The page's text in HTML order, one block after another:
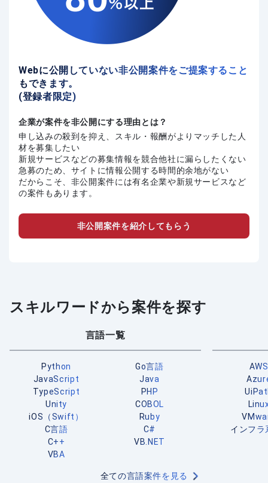
Webに公開していない非公開案件をご提案すること
もできます。
(登録者限定)
企業が案件を非公開にする理由とは？
申し込みの殺到を抑え、スキル・報酬がよりマッチした人
材を募集したい
新規サービスなどの募集情報を競合他社に漏らしたくない
急募のため、サイトに情報公開する時間的余地がない
だからこそ、非公開案件には有名企業や新規サービスなど
の案件もあります。
非公開案件を紹介してもらう
スキルワードから案件を探す
言語一覧
Python
Go言語
JavaScript
Java
TypeScript
PHP
Unity
COBOL
iOS（Swift）
Ruby
C言語
C#
C++
VB.NET
VBA
全ての言語案件を見る
AWS
インフラ